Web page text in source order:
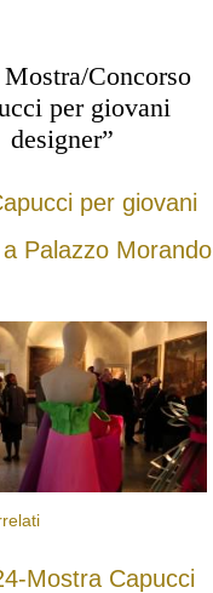
Concorso
per giovani
designer”
per giovani
Palazzo Morando
Mostra Capucci